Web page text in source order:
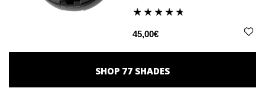
45,00€
SHOP 77 SHADES